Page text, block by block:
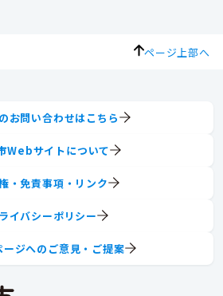
ページ上部へ
お問い合わせはこちら
Webサイトについて
・免責事項・リンク
イバシーポリシー
ージへのご意見・ご提案